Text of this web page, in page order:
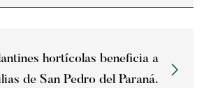
hortícolas beneficia a
de San Pedro del Paraná.